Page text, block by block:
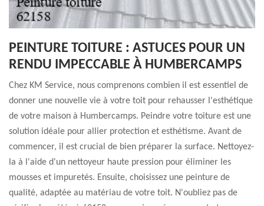
PEINTURE TOITURE : ASTUCES POUR UN
RENDU IMPECCABLE À HUMBERCAMPS
Chez KM Service, nous comprenons combien il est essentiel de
donner une nouvelle vie à votre toit pour rehausser l'esthétique
de votre maison à Humbercamps. Peindre votre toiture est une
solution idéale pour allier protection et esthétisme. Avant de
commencer, il est crucial de bien préparer la surface. Nettoyez-
la à l'aide d'un nettoyeur haute pression pour éliminer les
mousses et impuretés. Ensuite, choisissez une peinture de
qualité, adaptée au matériau de votre toit. N'oubliez pas de